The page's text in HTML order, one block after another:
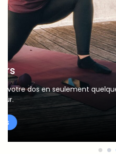
Assurances
Offrez une solution digitale